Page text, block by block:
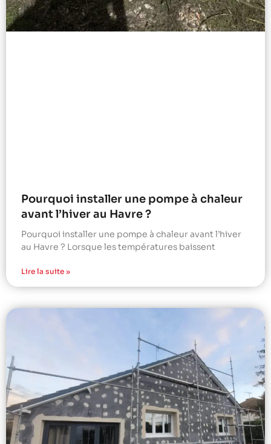
Pourquoi installer une pompe à chaleur
avant l’hiver au Havre ?
Pourquoi installer une pompe à chaleur avant l’hiver
au Havre ? Lorsque les températures baissent
Lire la suite »